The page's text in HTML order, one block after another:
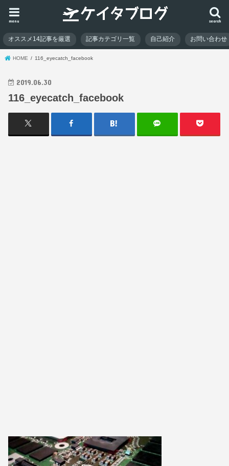
search
menu
オススメ14記事を厳選 記事カテゴリ一覧 自己紹介 お問い合わせ
HOME 116_eyecatch_facebook
2019.06.30
116_eyecatch_facebook